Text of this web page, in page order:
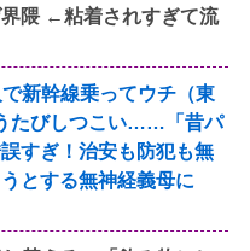
隈 ←粘着されすぎて流
新幹線乗ってウチ（東
たびしつこい……「昔パ
すぎ！治安も防犯も無
とする無神経義母に